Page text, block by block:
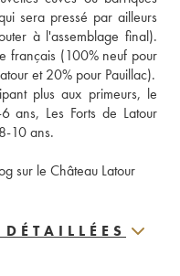
sera pressé par ailleurs
à l'assemblage final).
français (100% neuf pour
et 20% pour Pauillac).
plus aux primeurs, le
ans, Les Forts de Latour
10 ans.
sur le Château Latour